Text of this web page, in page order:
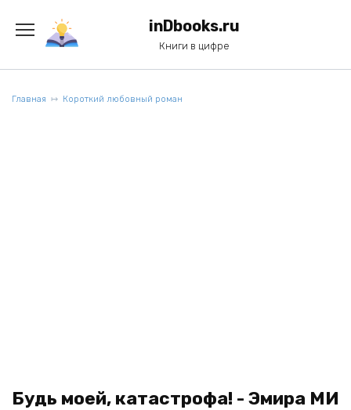
содержанию
inDbooks.ru
Книги в цифре
Главная Короткий любовный роман
Будь моей, катастрофа! - Эмира МИ